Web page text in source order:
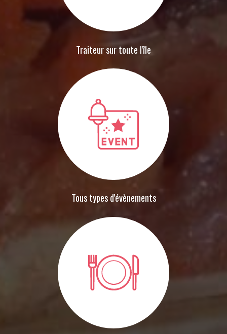
Traiteur sur toute l'île
Tous types d'évènements